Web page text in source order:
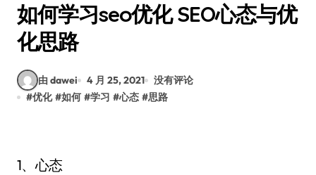
如何学习seo优化 SEO心态与优
化思路
由 dawei 4 月 25, 2021
没有评论
#优化 #如何 #学习 #心态 #思路
1、心态